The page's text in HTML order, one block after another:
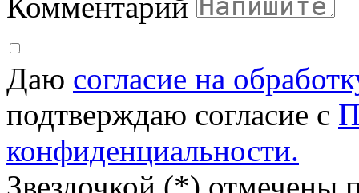
Даю согласие на
подтверждаю согласие с
конфиденциальности.
Звездочкой (*) отмечены